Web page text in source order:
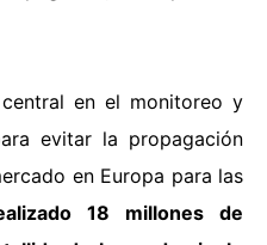
en el monitoreo y
evitar la propagación
en Europa para las
18 millones de